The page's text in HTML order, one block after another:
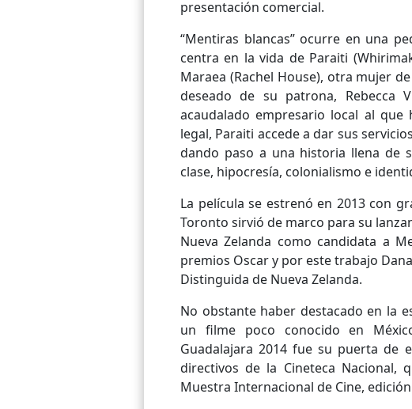
presentación comercial.
“Mentiras blancas” ocurre en una
centra en la vida de Paraiti
Maraea (Rachel House), otra mujer
deseado de su patrona, Rebecca
acaudalado empresario local al
legal, Paraiti accede a dar sus
dando paso a una historia llena de
clase, hipocresía, colonialismo e
La película se estrenó en 2013 con
Toronto sirvió de marco para su
Nueva Zelanda como candidata a
premios Oscar y por este trabajo
Distinguida de Nueva Zelanda.
No obstante haber destacado en la
un filme poco conocido en
Guadalajara 2014 fue su puerta de
directivos de la Cineteca Nacional,
Muestra Internacional de Cine,